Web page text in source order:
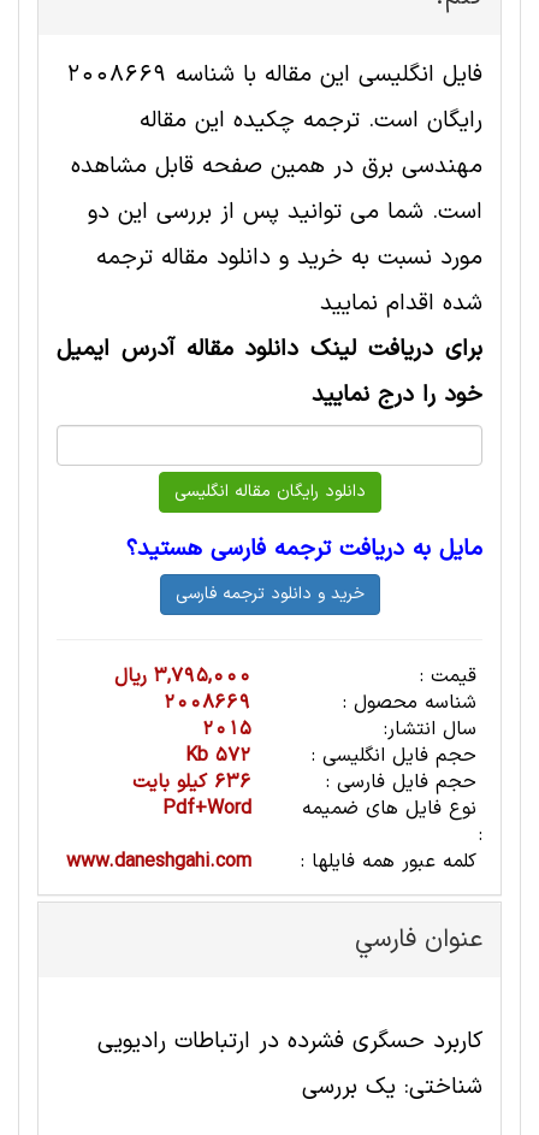
فایل انگلیسی این مقاله با شناسه 2008669
رایگان است. ترجمه چکیده این مقاله
مهندسی برق در همین صفحه قابل مشاهده
است. شما می توانید پس از بررسی این دو
مورد نسبت به خرید و دانلود مقاله ترجمه
شده اقدام نمایید
برای دریافت لینک دانلود مقاله آدرس ایمیل
خود را درج نمایید
مایل به دریافت ترجمه فارسی هستید؟
قیمت :
3,795,000 ریال
شناسه محصول :
2008669
سال انتشار:
2015
حجم فایل انگلیسی :
572 Kb
حجم فایل فارسی :
636 کیلو بایت
نوع فایل های ضمیمه
:
Pdf+Word
کلمه عبور همه فایلها :
www.daneshgahi.com
عنوان فارسي
کاربرد حسگری فشرده در ارتباطات رادیویی
شناختی: یک بررسی